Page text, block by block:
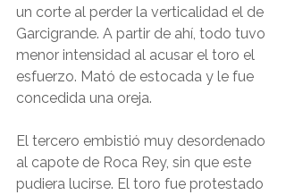
un corte al perder la verticalidad el de
Garcigrande. A partir de ahí, todo tuvo
menor intensidad al acusar el toro el
esfuerzo. Mató de estocada y le fue
concedida una oreja.
El tercero embistió muy desordenado
al capote de Roca Rey, sin que este
pudiera lucirse. El toro fue protestado